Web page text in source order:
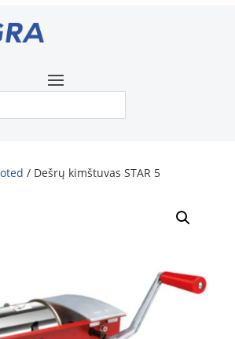
/ Dešrų kimštuvas STAR 5